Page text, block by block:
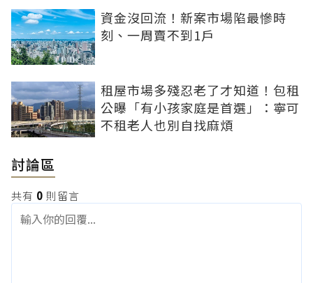
資金沒回流！新案市場陷最慘時
刻、一周賣不到1戶
租屋市場多殘忍老了才知道！包租
公曝「有小孩家庭是首選」：寧可
不租老人也別自找麻煩
討論區
共有 0 則留言